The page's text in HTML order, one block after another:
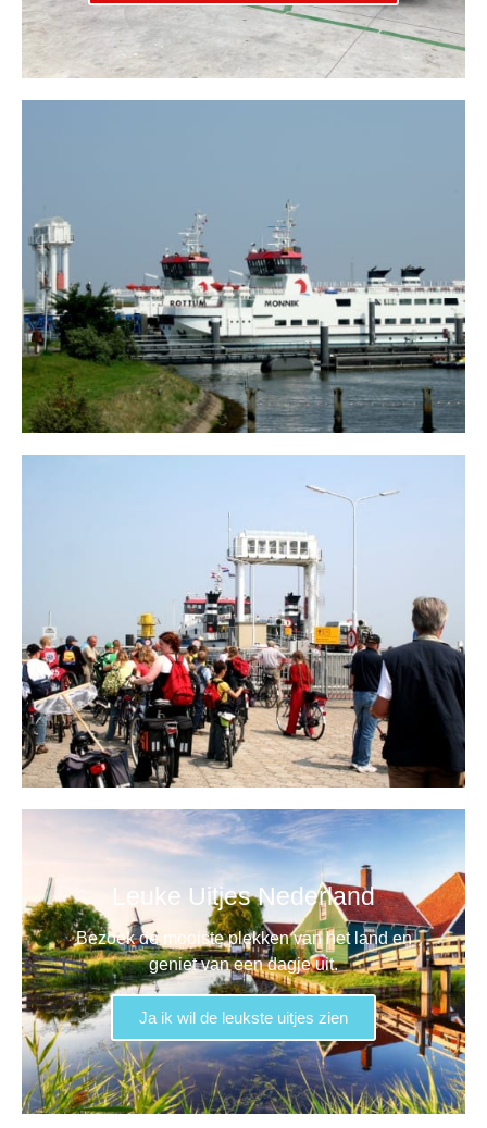
Leuke Uitjes Nederland
Bezoek de mooiste plekken van het land en
geniet van een dagje uit.
Ja ik wil de leukste uitjes zien